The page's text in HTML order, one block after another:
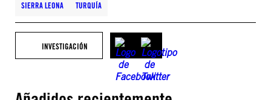
SIERRA LEONA TURQUÍA
INVESTIGACIÓN